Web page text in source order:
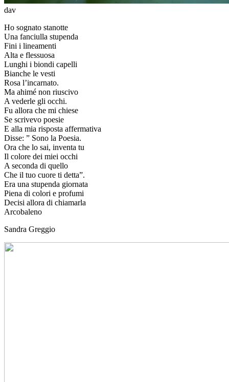
dav
Ho sognato stanotte
Una fanciulla stupenda
Fini i lineamenti
Alta e flessuosa
Lunghi i biondi capelli
Bianche le vesti
Rosa l’incarnato.
Ma ahimé non riuscivo
A vederle gli occhi.
Fu allora che mi chiese
Se scrivevo poesie
E alla mia risposta affermativa
Disse: ” Sono la Poesia.
Ora che lo sai, inventa tu
Il colore dei miei occhi
A seconda di quello
Che il tuo cuore ti detta”.
Era una stupenda giornata
Piena di colori e profumi
Decisi allora di chiamarla
Arcobaleno
Sandra Greggio